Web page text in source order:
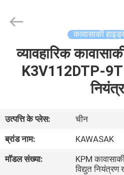
होम
वीडियो
वीआर
Machinery
Reserved.
कावासाकी
व्यावहारिक
K3V112DTP-
उत्पत्ति के प्लेस:
चीन
ब्रांड नाम:
KAWASAK
मॉडल संख्या:
KPM
विद्युत नियंत्रण